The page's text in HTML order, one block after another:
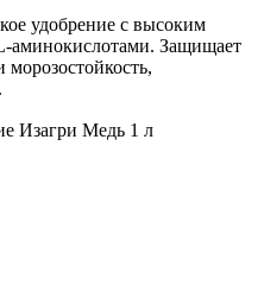
удобрение с высоким
аминокислотами. Защищает
морозостойкость,
Изагри Медь 1 л